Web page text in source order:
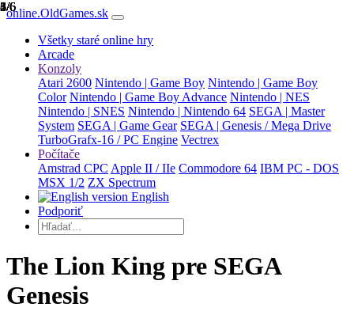
online.OldGames.sk
Všetky staré online hry
Arcade
Konzoly
Atari 2600 Nintendo | Game Boy Nintendo | Game Boy
Color Nintendo | Game Boy Advance Nintendo | NES
Nintendo | SNES Nintendo | Nintendo 64 SEGA | Master
System SEGA | Game Gear SEGA | Genesis / Mega Drive
TurboGrafx-16 / PC Engine Vectrex
Počítače
Amstrad CPC Apple II / IIe Commodore 64 IBM PC - DOS
MSX 1/2 ZX Spectrum
English
Podporiť
The Lion King pre SEGA
Genesis
1/6
2/6
3/6
4/6
5/6
6/6